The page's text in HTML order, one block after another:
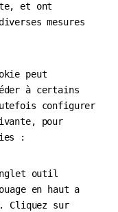
et ont
mesures
peut
à certains
configurer
pour
:
outil
en haut a
Cliquez sur